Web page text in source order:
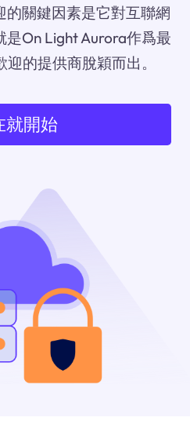
的關鍵因素是它對互聯網
On Light Aurora作爲最
的提供商脫穎而出。
就開始